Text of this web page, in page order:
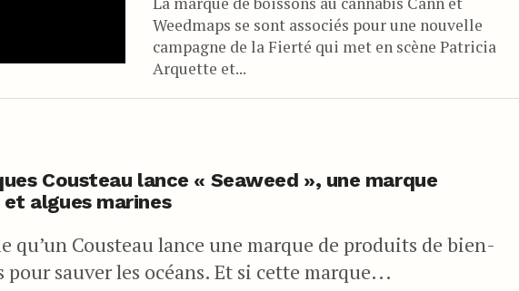
Weedmaps se sont associés pour une nouvelle
campagne de la Fierté qui met en scène Patricia
Arquette et...
Cousteau lance « Seaweed », une marque
algues marines
qu’un Cousteau lance une marque de produits de bien-
sauver les océans. Et si cette marque...